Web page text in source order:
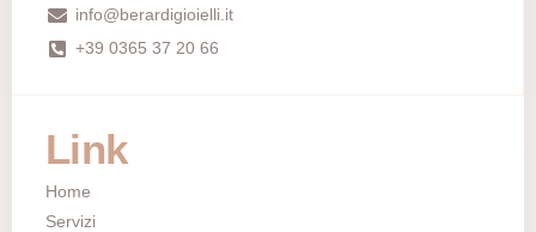
info@berardigioielli.it
+39 0365 37 20 66
Link
Home
Servizi